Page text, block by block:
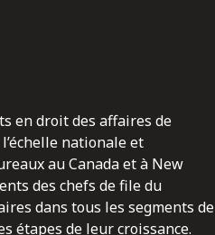
en droit des affaires de
nationale et
au Canada et à New
des chefs de file du
dans tous les segments de
étapes de leur croissance.